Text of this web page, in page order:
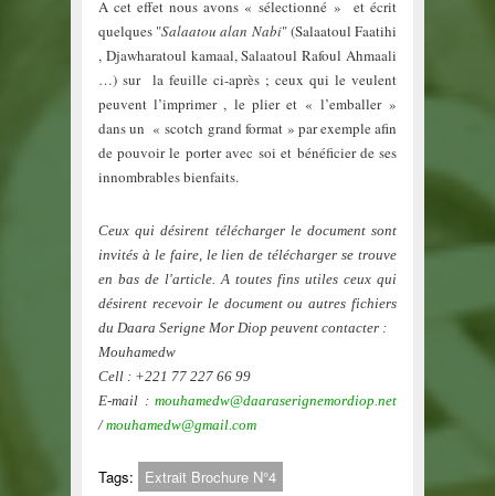
A cet effet nous avons « sélectionné » et écrit
quelques "Salaatou alan Nabi" (Salaatoul Faatihi
, Djawharatoul kamaal, Salaatoul Rafoul Ahmaali
…) sur la feuille ci-après ; ceux qui le veulent
peuvent l’imprimer , le plier et « l’emballer »
dans un « scotch grand format » par exemple afin
de pouvoir le porter avec soi et bénéficier de ses
innombrables bienfaits.
Ceux qui désirent télécharger le document sont
invités à le faire, le lien de télécharger se trouve
en bas de l'article. A toutes fins utiles ceux qui
désirent recevoir le document ou autres fichiers
du Daara Serigne Mor Diop peuvent contacter :
Mouhamedw
Cell : +221 77 227 66 99
E-mail :mouhamedw@daaraserignemordiop.net
/mouhamedw@gmail.com
Tags:
Extrait Brochure N°4